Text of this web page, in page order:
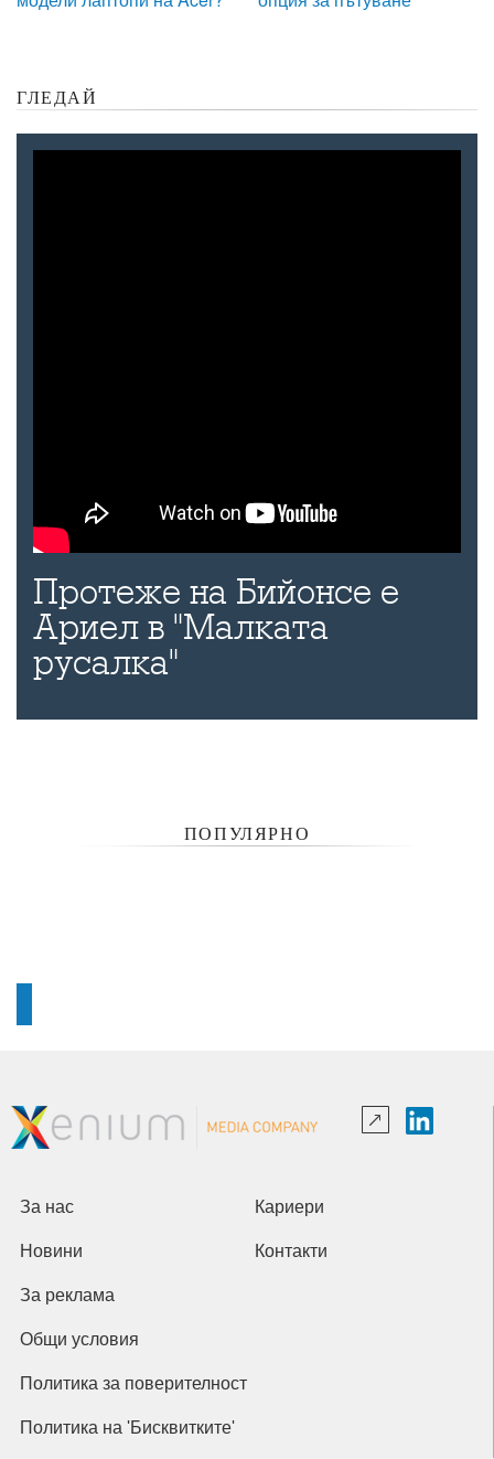
ГЛЕДАЙ
Протеже на Бийонсе е
Ариел в "Малката
русалка"
ПОПУЛЯРНО
За нас Кариери
Новини Контакти
За реклама
Общи условия
Политика за поверителност
Политика на 'Бисквитките'